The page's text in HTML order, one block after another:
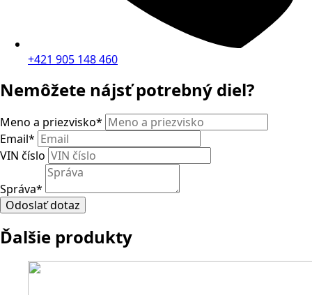
+421 905 148 460
Nemôžete nájsť potrebný diel?
Meno a priezvisko*
Email*
VIN číslo
Správa*
Odoslať dotaz
Ďalšie produkty